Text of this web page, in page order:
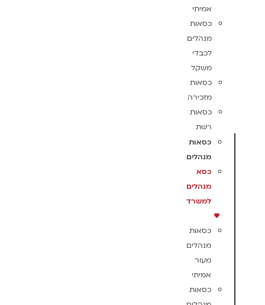
אמיתי
כסאות
מנהלים
לכבדי
משקל
כסאות
מזכירה
כסאות
רשת
כסאות
מנהלים
כסא
מנהלים
למשרד
כסאות
מנהלים
מעור
אמיתי
כסאות